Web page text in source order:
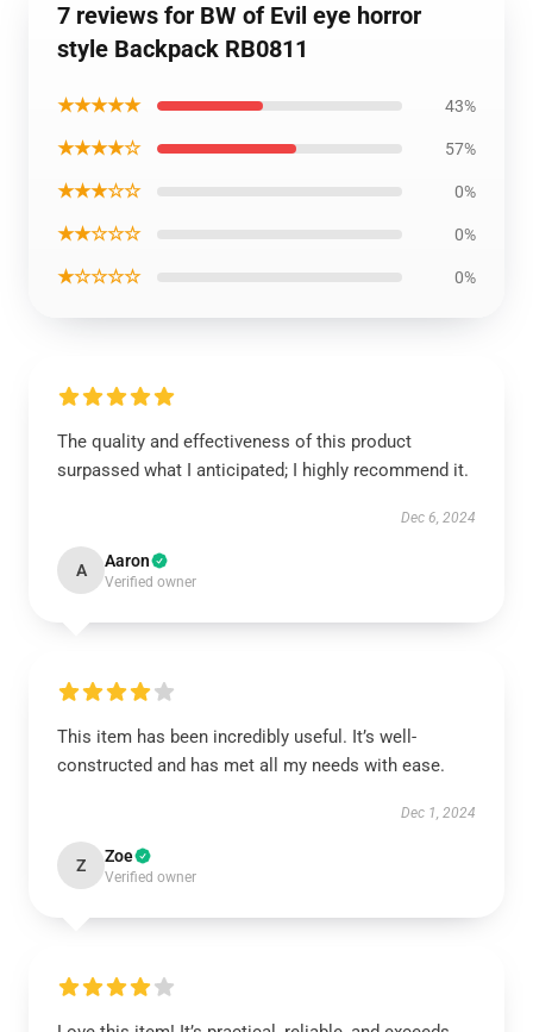
7 reviews for BW of Evil eye horror
style Backpack RB0811
★★★★★ 43%
★★★★☆ 57%
★★★☆☆ 0%
★★☆☆☆ 0%
★☆☆☆☆ 0%
The quality and effectiveness of this product
surpassed what I anticipated; I highly recommend it.
Dec 6, 2024
A Aaron
Verified owner
This item has been incredibly useful. It’s well-
constructed and has met all my needs with ease.
Dec 1, 2024
Z Zoe
Verified owner